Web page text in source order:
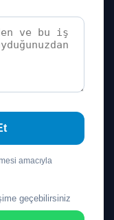
amacıyla
geçebilirsiniz